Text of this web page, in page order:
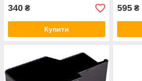
340 ₴
Купити
595 ₴